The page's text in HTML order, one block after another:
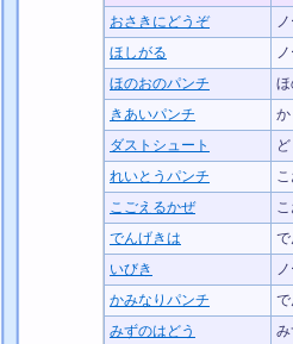
おさきにどうぞ
ほしがる
ほのおのパンチ
ほ
きあいパンチ
か
ダストシュート
ど
れいとうパンチ
こ
こごえるかぜ
こ
でんげきは
で
いびき
かみなりパンチ
で
みずのはどう